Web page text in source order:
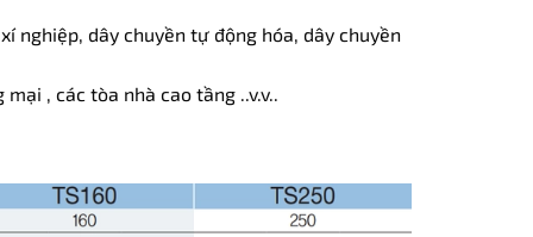
nghiệp, dây chuyền tự động hóa, dây chuyền
, các tòa nhà cao tầng ..v.v..